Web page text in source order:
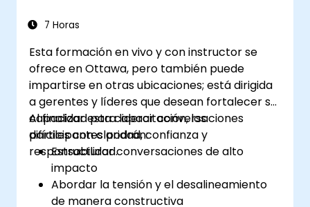
7 Horas
Esta formación en vivo y con instructor se
ofrece en Ottawa, pero también puede
impartirse en otras ubicaciones; está dirigida
a gerentes y líderes que desean fortalecer su
capacidad para liderar conversaciones
difíciles con claridad, confianza y
responsabilidad.
Al finalizar esta capacitación, los
participantes podrán:
Estructurar conversaciones de alto
impacto
Abordar la tensión y el desalineamiento
de manera constructiva